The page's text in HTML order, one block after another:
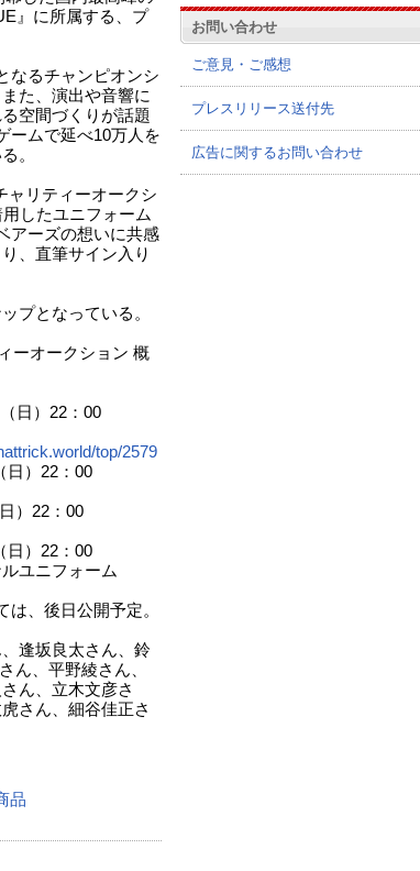
』に所属する、プ
なるチャンピオンシ
た、演出や音響に
空間づくりが話題
ームで延べ10万人を
。
ャリティーオークシ
したユニフォーム
アーズの想いに共感
、直筆サイン入り
プとなっている。
ーオークション 概
日）22：00
top/2579
日）22：00
）22：00
日）22：00
ユニフォーム
、後日公開予定。
逢坂良太さん、鈴
ん、平野綾さん、
ん、立木文彦さ
さん、細谷佳正さ
品
お問い合わせ
ご意見・ご感想
プレスリリース送付先
広告に関するお問い合わせ